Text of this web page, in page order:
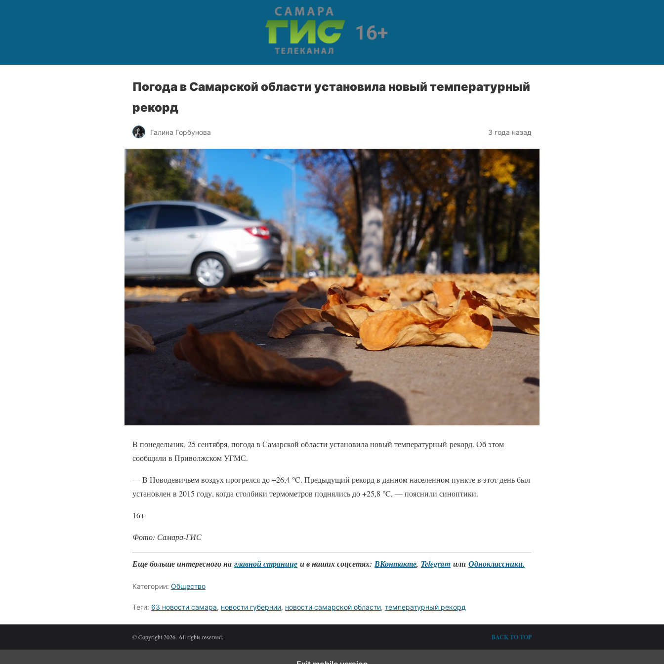
Погода в Самарской области установила новый температурный
рекорд
Галина Горбунова 3 года назад
В понедельник, 25 сентября, погода в Самарской области установила новый температурный рекорд. Об этом
сообщили в Приволжском УГМС.
— В Новодевичьем воздух прогрелся до +26,4 °C. Предыдущий рекорд в данном населенном пункте в этот день был
установлен в 2015 году, когда столбики термометров поднялись до +25,8 °C, — пояснили синоптики.
16+
Фото: Самара-ГИС
Еще больше интересного на главной странице и в наших соцсетях: ВКонтакте, Telegram или Одноклассники.
Категории: Общество
Теги: 63 новости самара, новости губернии, новости самарской области, температурный рекорд
© Copyright 2026. All rights reserved. BACK TO TOP